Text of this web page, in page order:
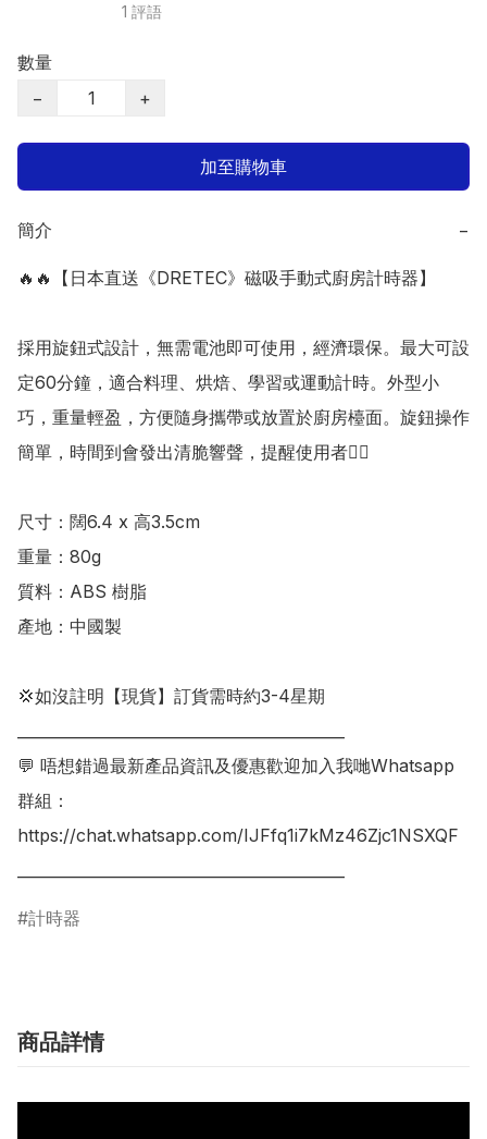
1 評語
數量
−
+
加至購物車
簡介 −
🔥🔥【日本直送《DRETEC》磁吸手動式廚房計時器】
採用旋鈕式設計，無需電池即可使用，經濟環保。最大可設
定60分鐘，適合料理、烘焙、學習或運動計時。外型小
巧，重量輕盈，方便隨身攜帶或放置於廚房檯面。旋鈕操作
簡單，時間到會發出清脆響聲，提醒使用者👍🏻
尺寸：闊6.4 x 高3.5cm
重量：80g
質料：ABS 樹脂
產地：中國製
💢如沒註明【現貨】訂貨需時約3-4星期
💬 唔想錯過最新產品資訊及優惠歡迎加入我哋Whatsapp
群組：
https://chat.whatsapp.com/IJFfq1i7kMz46Zjc1NSXQF
計時器
商品詳情